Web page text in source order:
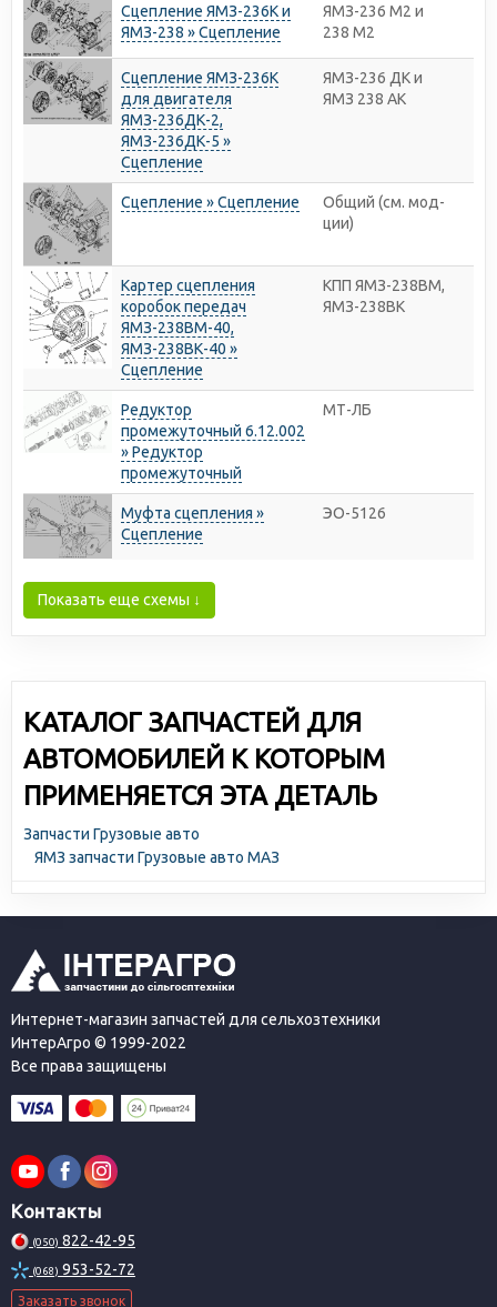
Сцепление ЯМЗ-236К и
ЯМЗ-238 » Сцепление
ЯМЗ-236 М2 и
238 М2
Сцепление ЯМЗ-236К
для двигателя
ЯМЗ-236ДК-2,
ЯМЗ-236ДК-5 »
Сцепление
ЯМЗ-236 ДК и
ЯМЗ 238 АК
Сцепление » Сцепление
Общий (см. мод-
ции)
Картер сцепления
коробок передач
ЯМЗ-238ВМ-40,
ЯМЗ-238ВК-40 »
Сцепление
КПП ЯМЗ-238ВМ,
ЯМЗ-238ВК
Редуктор
промежуточный 6.12.002
» Редуктор
промежуточный
МТ-ЛБ
Муфта сцепления »
Сцепление
ЭО-5126
Показать еще схемы ↓
КАТАЛОГ ЗАПЧАСТЕЙ ДЛЯ
АВТОМОБИЛЕЙ К КОТОРЫМ
ПРИМЕНЯЕТСЯ ЭТА ДЕТАЛЬ
Запчасти Грузовые авто
ЯМЗ запчасти Грузовые авто МАЗ
Интернет-магазин запчастей для сельхозтехники
ИнтерАгро © 1999-2022
Все права защищены
Контакты
(050) 822-42-95
(068) 953-52-72
Заказать звонок